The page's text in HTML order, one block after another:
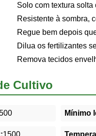
Solo com textura
Resistente à sombra,
Regue bem depois
Dilua os fertilizantes
Remova tecidos
Cultivo
Mínimo
1500